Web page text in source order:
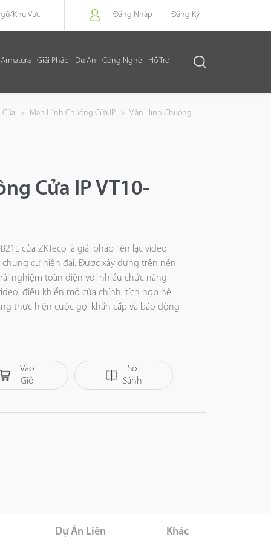
Khu Vực Đăng Nhập Đăng Ký
Armatura Giải Pháp Dự Án Công Nghệ Hỗ Trợ
> Màn Hình Chuông Cửa IP > Màn Hình Chuông
Cửa IP VT10-
của ZKTeco là giải pháp liên lạc video
cư hiện đại. Được xây dựng trên nền
nghiệm toàn diện với nhiều chức năng
điều khiển mở cửa chính, tích hợp hệ
thực hiện cuộc gọi khẩn cấp và báo động
Vào
Giỏ
Hàng
So
Sánh
Dự Án Liên
Khác